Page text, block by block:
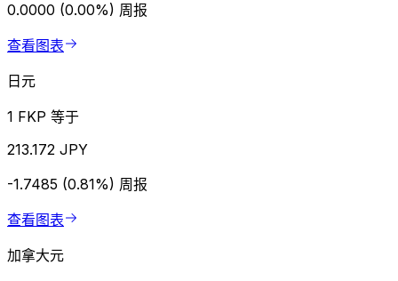
0.0000 (0.00%) 周报
查看图表
日元
1 FKP 等于
213.172 JPY
-1.7485 (0.81%) 周报
查看图表
加拿大元